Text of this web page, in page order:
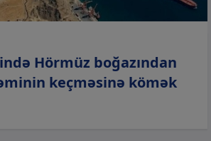
Hörmüz boğazından
keçməsinə kömək